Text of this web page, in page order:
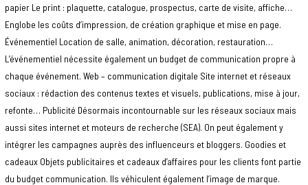
papier Le print : plaquette, catalogue, prospectus, carte de visite, affiche…
Englobe les coûts d’impression, de création graphique et mise en page.
Événementiel Location de salle, animation, décoration, restauration…
L’événementiel nécessite également un budget de communication propre à
chaque événement. Web – communication digitale Site internet et réseaux
sociaux : rédaction des contenus textes et visuels, publications, mise à jour,
refonte… Publicité Désormais incontournable sur les réseaux sociaux mais
aussi sites internet et moteurs de recherche (SEA). On peut également y
intégrer les campagnes auprès des influenceurs et bloggers. Goodies et
cadeaux Objets publicitaires et cadeaux d’affaires pour les clients font partie
du budget communication. Ils véhiculent également l’image de marque.